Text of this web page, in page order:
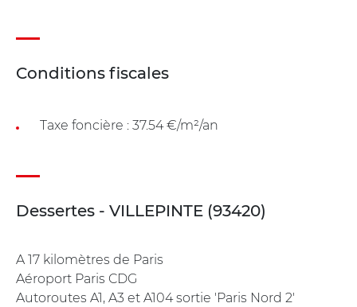
Conditions fiscales
Taxe foncière : 37.54 €/m²/an
Dessertes - VILLEPINTE (93420)
A 17 kilomètres de Paris
Aéroport Paris CDG
Autoroutes A1, A3 et A104 sortie 'Paris Nord 2'